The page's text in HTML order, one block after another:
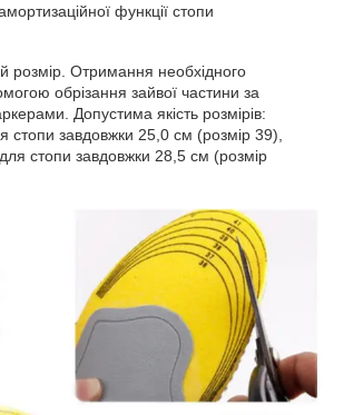
функції стопи
розмір. Отримання необхідного
обрізання зайвої частини за
Допустима якість розмірів:
стопи завдовжки 25,0 см (розмір 39),
стопи завдовжки 28,5 см (розмір